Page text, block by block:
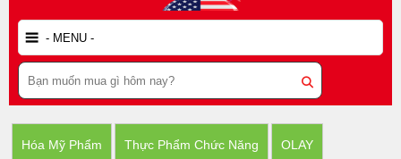
Hóa Mỹ Phẩm Thực Phẩm Chức Năng OLAY